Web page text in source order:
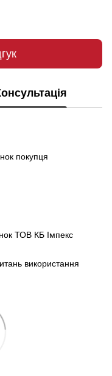
покупця
ТОВ КБ Імпекс
використання